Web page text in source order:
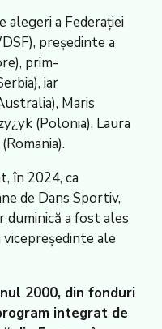
alegeri a Federației
președinte a
prim-
iar
Maris
(Polonia), Laura
în 2024, ca
de Dans Sportiv,
duminică a fost ales
ale
2000, din fonduri
integrat de